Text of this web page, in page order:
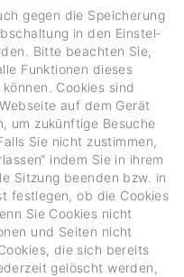
gegen die Spei­che­rung
in den Einstel­
Bitte beachten Sie,
Funk­tionen dieses
Cookies sind
auf dem Gerät
um zukünf­tige Besuche
Sie nicht zustimmen,
indem Sie in ihrem
Sitzung beenden bzw. in
fest­legen, ob die Cookies
Sie Cookies nicht
und Seiten nicht
die sich bereits
gelöscht werden,